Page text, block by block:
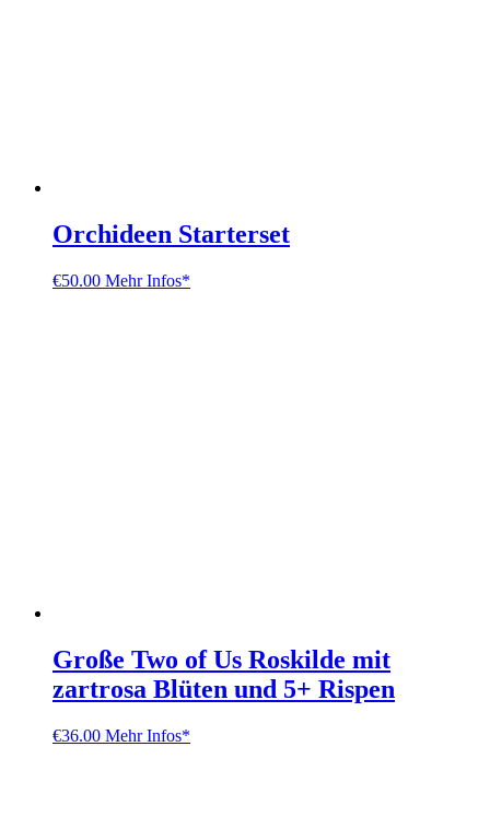
Orchideen Starterset
€50.00 Mehr Infos*
Große Two of Us Roskilde mit
zartrosa Blüten und 5+ Rispen
€36.00 Mehr Infos*